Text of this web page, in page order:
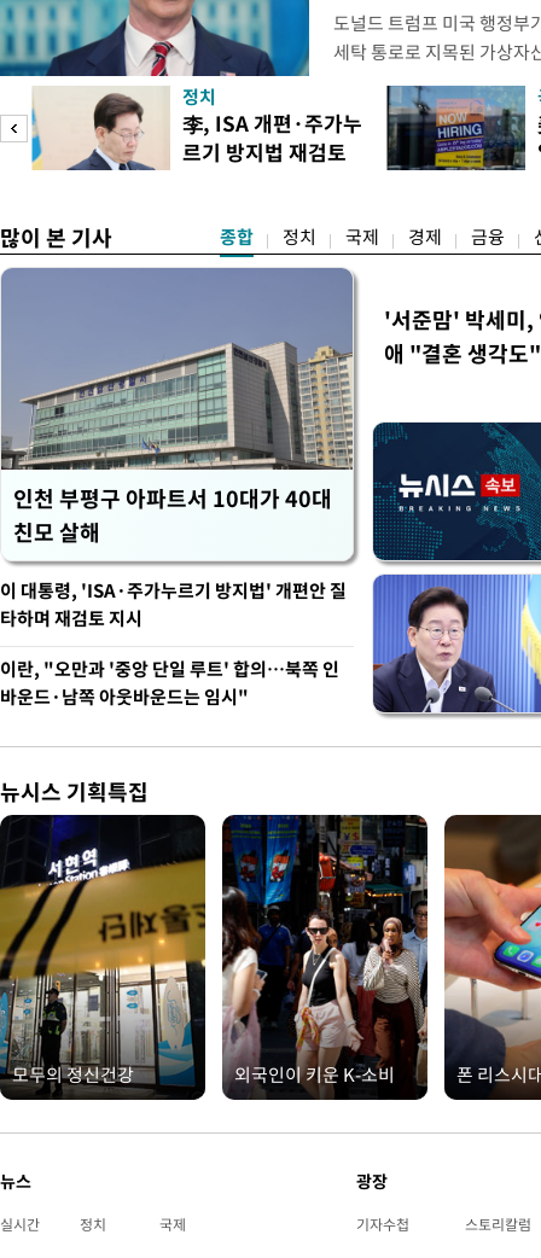
도널드 트럼프 미국 행정부
세탁 통로로 지목된 가상자
무더기 제재했다. 미 재무
이란혁명수비대(IRGC) 자
래소와, 이란의 해외 석유
트워크를 각각 제재한다고
정치
李, ISA 개편·주가누
르기 방지법 재검토
많이 본 기사 종합 정치 국제 경제 금융
인천 부평구 아파트서 10대가 40대
친모 살해
'서준맘' 박세미,
애 "결혼 생각도"
이 대통령, 'ISA·주가누르기 방지법' 개편안 질
타하며 재검토 지시
이란, "오만과 '중앙 단일 루트' 합의…북쪽 인
바운드·남쪽 아웃바운드는 임시"
뉴시스 기획특집
모두의 정신건강 외국인이 키운 K-소비 폰 리스시
뉴스
실시간 정치 국제
광장
기자수첩 스토리칼럼